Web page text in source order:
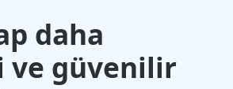
daha
ve güvenilir